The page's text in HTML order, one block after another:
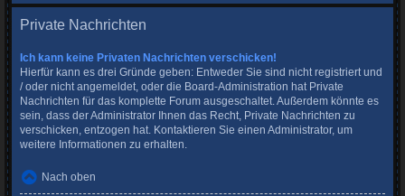
Private Nachrichten
Ich kann keine Privaten Nachrichten verschicken!
Hierfür kann es drei Gründe geben: Entweder Sie sind nicht registriert und
/ oder nicht angemeldet, oder die Board-Administration hat Private
Nachrichten für das komplette Forum ausgeschaltet. Außerdem könnte es
sein, dass der Administrator Ihnen das Recht, Private Nachrichten zu
verschicken, entzogen hat. Kontaktieren Sie einen Administrator, um
weitere Informationen zu erhalten.
Nach oben